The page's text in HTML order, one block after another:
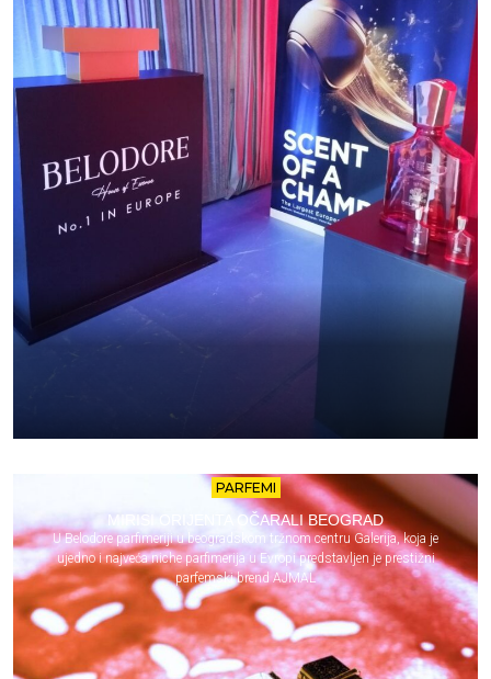
PARFEMI
MIRISI ORIJENTA OČARALI BEOGRAD
U Belodore parfimeriji u beogradskom tržnom centru Galerija, koja je
ujedno i najveća niche parfimerija u Evropi predstavljen je prestižni
parfemski brend AJMAL